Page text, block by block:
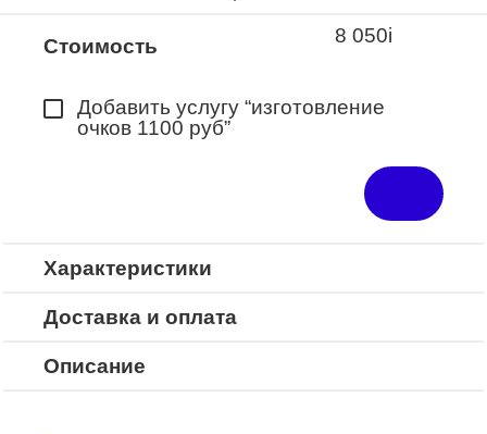
Стоимость 8 050i
Добавить услугу “изготовление
очков 1100 руб”
Характеристики
Доставка и оплата
Описание